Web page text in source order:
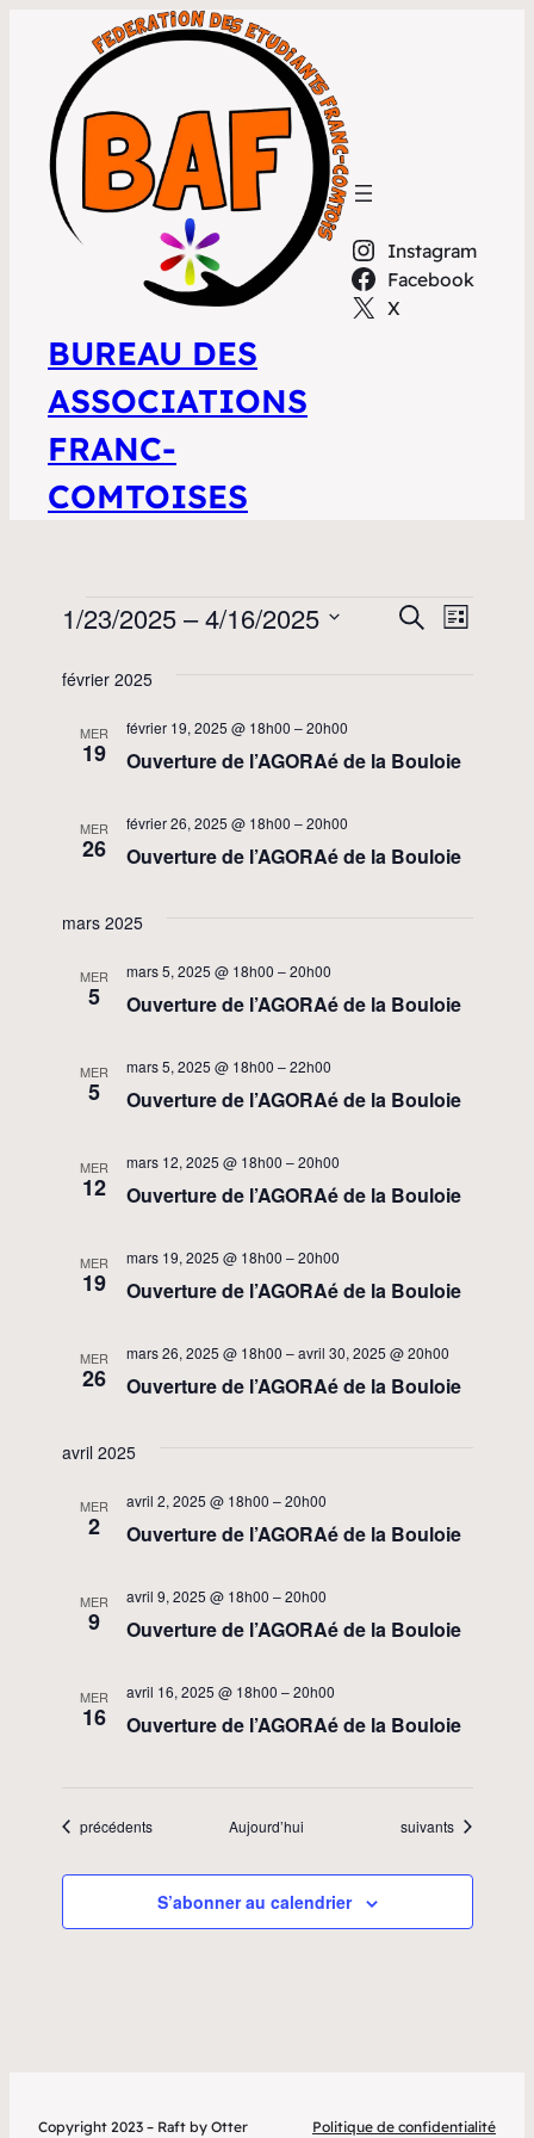
BUREAU DES
ASSOCIATIONS
FRANC-
COMTOISES
Instagram
Facebook
X
Évènements
de
Recherche
Liste
1/23/2025 – 4/16/2025
une
février 2025
MER
19 Ouverture de l’AGORAé de la Bouloie
février 19, 2025 @ 18h00 –20h00
MER
26 Ouverture de l’AGORAé de la Bouloie
février 26, 2025 @ 18h00 –20h00
mars 2025
MER
5 Ouverture de l’AGORAé de la Bouloie
mars 5, 2025 @ 18h00 –20h00
MER
5 Ouverture de l’AGORAé de la Bouloie
mars 5, 2025 @ 18h00 –22h00
MER
12 Ouverture de l’AGORAé de la Bouloie
mars 12, 2025 @ 18h00 –20h00
MER
19 Ouverture de l’AGORAé de la Bouloie
mars 19, 2025 @ 18h00 –20h00
MER
26 Ouverture de l’AGORAé de la Bouloie
mars 26, 2025 @ 18h00 –avril 30, 2025 @ 20h00
avril 2025
MER
2 Ouverture de l’AGORAé de la Bouloie
avril 2, 2025 @ 18h00 –20h00
MER
9 Ouverture de l’AGORAé de la Bouloie
avril 9, 2025 @ 18h00 –20h00
MER
16 Ouverture de l’AGORAé de la Bouloie
avril 16, 2025 @ 18h00 –20h00
Évènements
précédents Aujourd’hui Évènements
suivants
S’abonner au calendrier
Copyright 2023 – Raft by Otter Politique de confidentialité